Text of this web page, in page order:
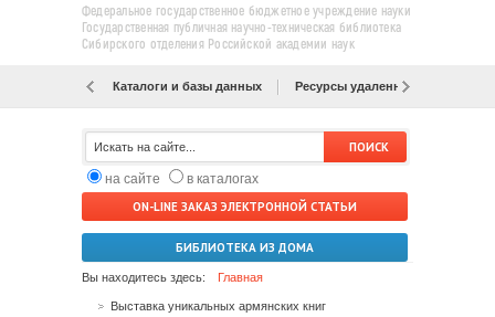
Федеральное государственное бюджетное учреждение науки
Государственная публичная научно-техническая библиотека
Сибирского отделения Российской академии наук
Каталоги и базы данных Ресурсы удаленного доступа
на сайте
в каталогах
ON-LINE ЗАКАЗ ЭЛЕКТРОННОЙ СТАТЬИ
БИБЛИОТЕКА ИЗ ДОМА
Вы находитесь здесь: Главная
Выставка уникальных армянских книг